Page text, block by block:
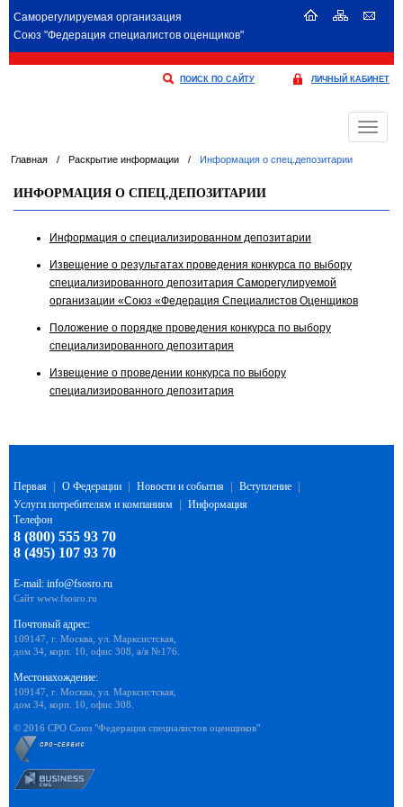
Саморегулируемая организация
Союз "Федерация специалистов оценщиков"
ПОИСК ПО САЙТУ ЛИЧНЫЙ КАБИНЕТ
Меню
Главная / Раскрытие информации / Информация о спец.депозитарии
ИНФОРМАЦИЯ О СПЕЦ.ДЕПОЗИТАРИИ
Информация о специализированном депозитарии
Извещение о результатах проведения конкурса по выбору
специализированного депозитария Саморегулируемой
организации «Союз «Федерация Специалистов Оценщиков
Положение о порядке проведения конкурса по выбору
специализированного депозитария
Извещение о проведении конкурса по выбору
специализированного депозитария
Первая О Федерации Новости и события Вступление
Услуги потребителям и компаниям
Информация
Телефон
8 (800) 555 93 70
8 (495) 107 93 70
E-mail: info@fsosro.ru
Сайт www.fsosro.ru
Почтовый адрес:
109147, г. Москва, ул. Марксистская,
дом 34, корп. 10, офис 308, а/я №176.
Местонахождение:
109147, г. Москва, ул. Марксистская,
дом 34, корп. 10, офис 308.
© 2016 СРО Союз "Федерация специалистов оценщиков"